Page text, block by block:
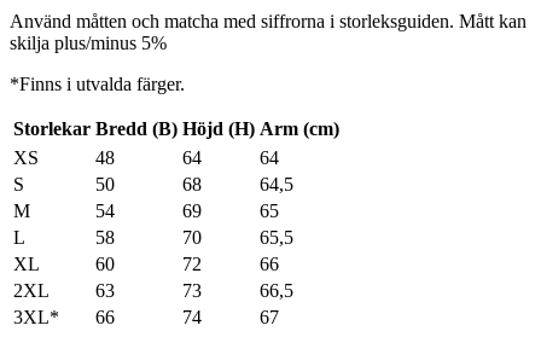
Använd måtten och matcha med siffrorna i storleksguiden. Mått kan
skilja plus/minus 5%
*Finns i utvalda färger.
Storlekar Bredd (B) Höjd (H) Arm (cm)
XS
48 64
64
S
50 68
64,5
M
54 69
65
L
58 70
65,5
XL
60 72
66
2XL
63 73
66,5
3XL*
66 74
67